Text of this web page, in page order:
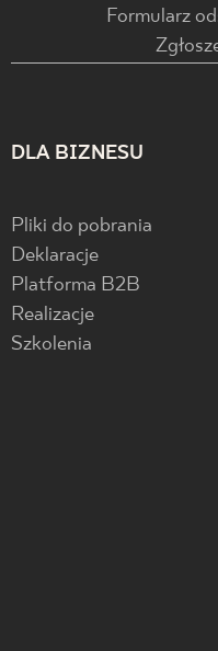
Formularz
DLA BIZNESU
Pliki do pobrania
Deklaracje
Platforma B2B
Realizacje
Szkolenia